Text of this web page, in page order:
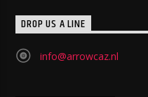
DROP US A LINE
info@arrowcaz.nl